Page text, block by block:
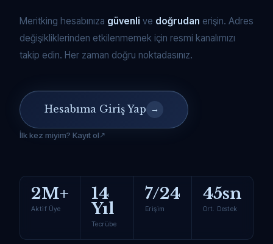
Meritking hesabınıza güvenli ve doğrudan erişin. Adres
değişikliklerinden etkilenmemek için resmi kanalımızı
takip edin. Her zaman doğru noktadasınız.
Hesabıma Giriş Yap →
İlk kez miyim? Kayıt ol
2M+
Aktif Üye
14
Yıl
Tecrübe
7/24
Erişim
45sn
Ort. Destek